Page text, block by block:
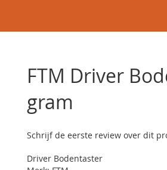
FTM Driver
gram
Schrijf de eerste review over dit
Driver Bodentaster